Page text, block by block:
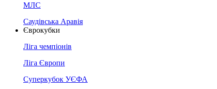
МЛС
Саудівська Аравія
Єврокубки
Ліга чемпіонів
Ліга Європи
Суперкубок УЄФА